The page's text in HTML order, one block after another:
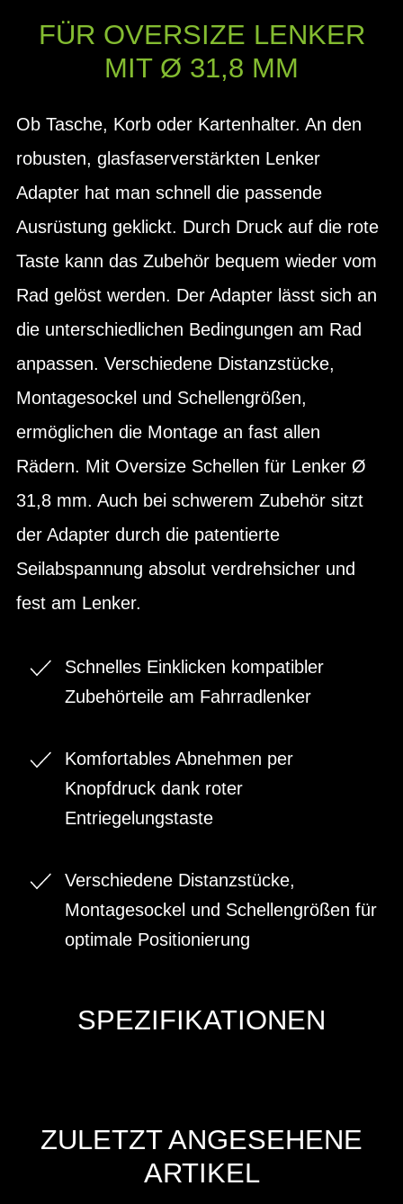
FÜR OVERSIZE LENKER
MIT Ø 31,8 MM
Ob Tasche, Korb oder Kartenhalter. An den
robusten, glasfaserverstärkten Lenker
Adapter hat man schnell die passende
Ausrüstung geklickt. Durch Druck auf die rote
Taste kann das Zubehör bequem wieder vom
Rad gelöst werden. Der Adapter lässt sich an
die unterschiedlichen Bedingungen am Rad
anpassen. Verschiedene Distanzstücke,
Montagesockel und Schellengrößen,
ermöglichen die Montage an fast allen
Rädern. Mit Oversize Schellen für Lenker Ø
31,8 mm. Auch bei schwerem Zubehör sitzt
der Adapter durch die patentierte
Seilabspannung absolut verdrehsicher und
fest am Lenker.
Schnelles Einklicken kompatibler
Zubehörteile am Fahrradlenker
Komfortables Abnehmen per
Knopfdruck dank roter
Entriegelungstaste
Verschiedene Distanzstücke,
Montagesockel und Schellengrößen für
optimale Positionierung
SPEZIFIKATIONEN
ZULETZT ANGESEHENE
ARTIKEL